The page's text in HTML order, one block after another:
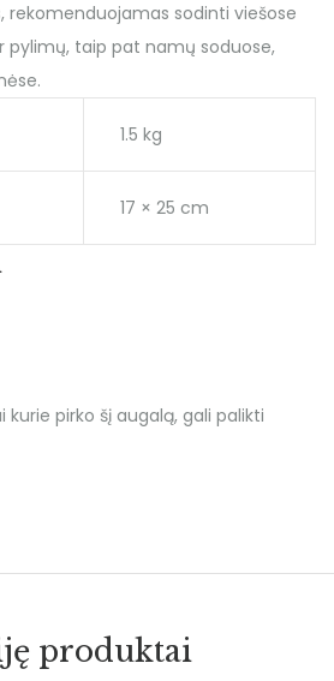
rekomenduojamas sodinti viešose
pylimų, taip pat namų soduose,
1.5 kg
17 × 25 cm
pirko šį augalą, gali palikti
produktai